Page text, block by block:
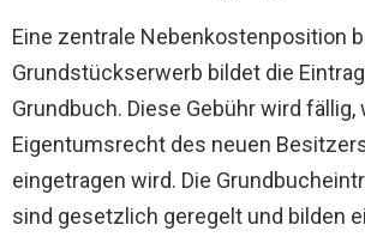
Eine zentrale Nebenkostenposition
Grundstückserwerb bildet die
Grundbuch. Diese Gebühr wird fällig,
Eigentumsrecht des neuen
eingetragen wird. Die
sind gesetzlich geregelt und bilden